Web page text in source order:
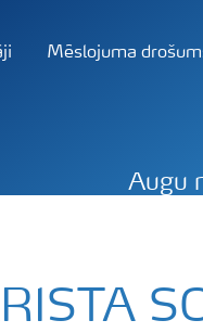
Mēslojuma
Augu